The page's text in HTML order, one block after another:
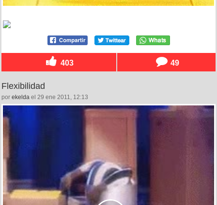
403 49
Flexibilidad
por ekelda el 29 ene 2011, 12:13